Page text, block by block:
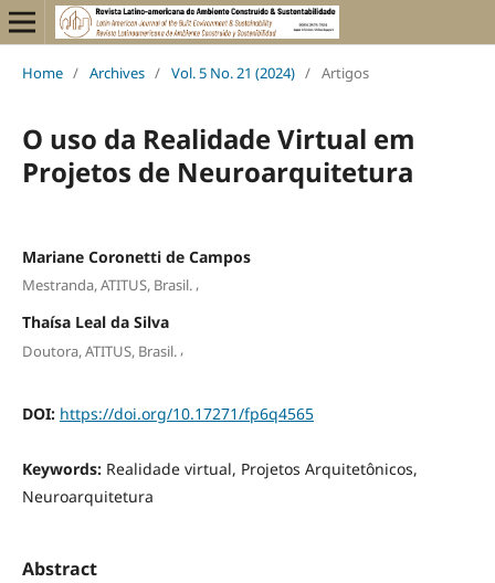
Home / Archives / Vol. 5 No. 21 (2024) / Artigos
O uso da Realidade Virtual em
Projetos de Neuroarquitetura
Mariane Coronetti de Campos
Mestranda, ATITUS, Brasil.,
Thaísa Leal da Silva
Doutora, ATITUS, Brasil. ,
DOI: https://doi.org/10.17271/fp6q4565
Keywords: Realidade virtual, Projetos Arquitetônicos,
Neuroarquitetura
Abstract